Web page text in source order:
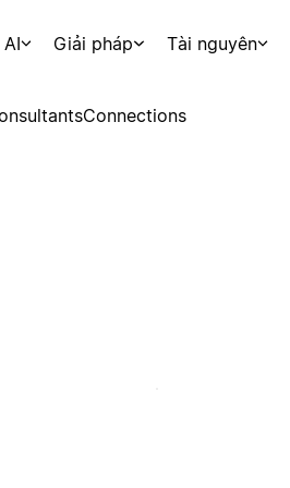
AI Giải pháp Tài nguyên
Connections